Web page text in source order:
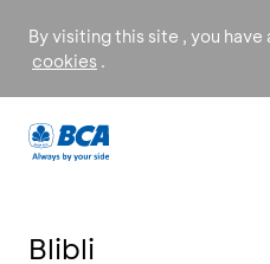
By visiting this site , you
cookies .
Blibli